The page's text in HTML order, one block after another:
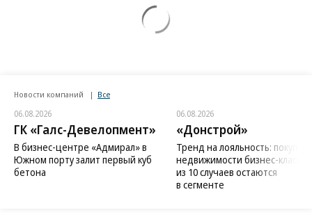
Новости компаний Все
06.08.2026
ГК «Галс-Девелопмент»
В бизнес-центре «Адмирал» в
Южном порту залит первый куб
бетона
06.08.2026
«Донстрой»
Тренд на лояльность:
недвижимости бизнес-класса
из 10 случаев остаются
в сегменте